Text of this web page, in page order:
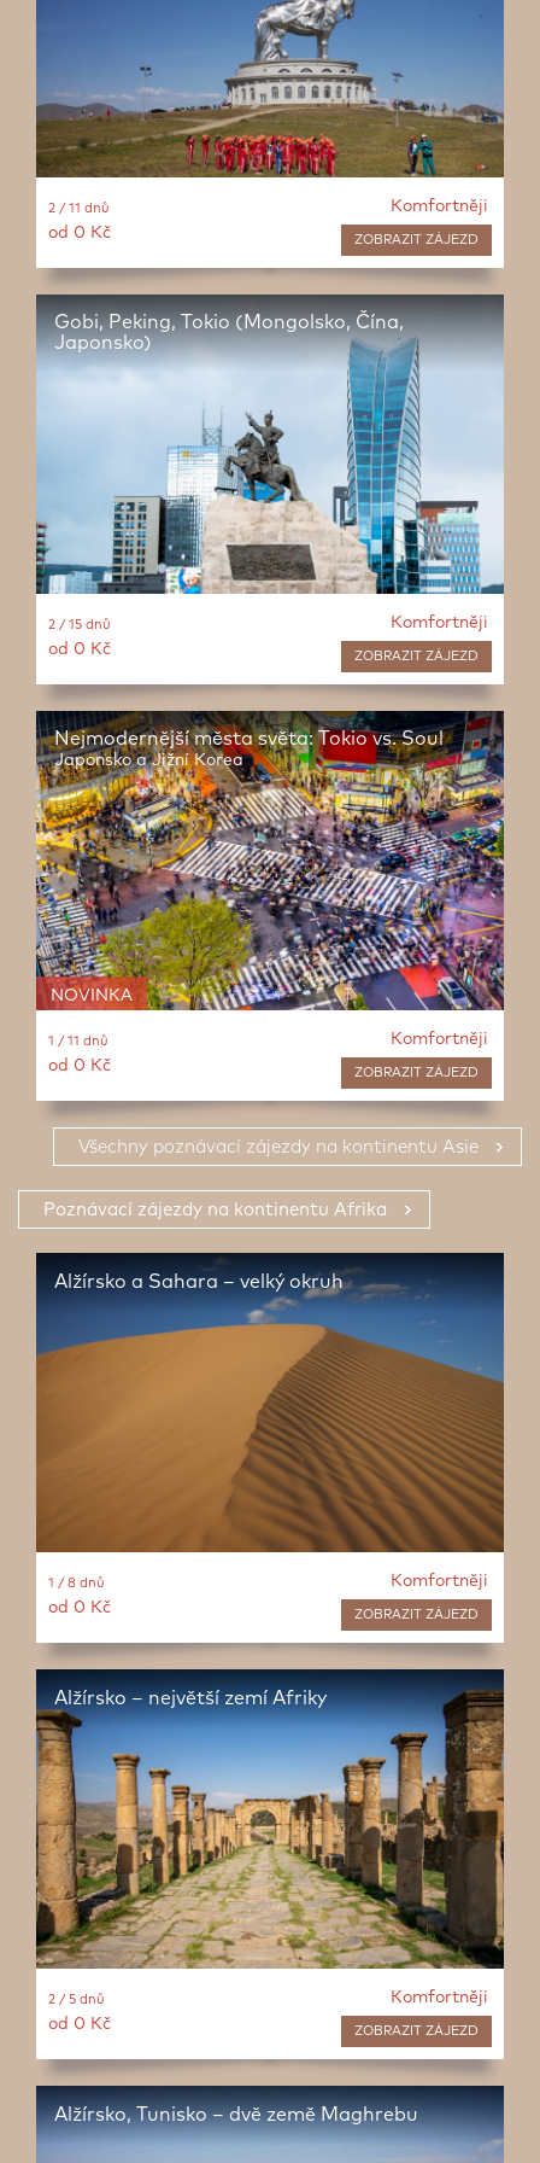
Komfortněji
ZOBRAZIT ZÁJEZD
2 / 11 dnů
od 0 Kč
Gobi, Peking, Tokio (Mongolsko, Čína,
Japonsko)
Komfortněji
ZOBRAZIT ZÁJEZD
2 / 15 dnů
od 0 Kč
NOVINKA
Nejmodernější města světa: Tokio vs. Soul
Japonsko a Jižní Korea
Komfortněji
ZOBRAZIT ZÁJEZD
1 / 11 dnů
od 0 Kč
Všechny poznávací zájezdy na kontinentu Asie
Poznávací zájezdy na kontinentu Afrika
Alžírsko a Sahara – velký okruh
Komfortněji
ZOBRAZIT ZÁJEZD
1 / 8 dnů
od 0 Kč
Alžírsko – největší zemí Afriky
Komfortněji
ZOBRAZIT ZÁJEZD
2 / 5 dnů
od 0 Kč
Alžírsko, Tunisko – dvě země Maghrebu